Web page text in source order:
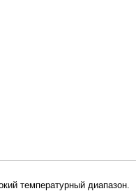
температурный диапазон.